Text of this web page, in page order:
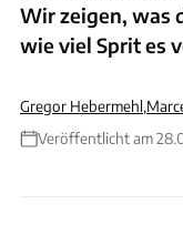
Wir zeigen, was
wie viel Sprit es
Gregor Hebermehl,
Veröffentlicht am